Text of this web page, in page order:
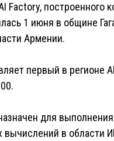
Factory, построенного
1 июня в общине
Армении.
первый в регионе
для выполнения
в области